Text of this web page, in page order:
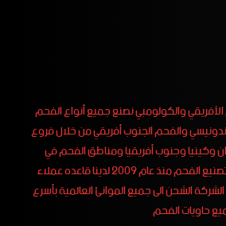
والكولومبي نصنع جميع أنواع الفحم
والفحم الجنوب أفريقي من خلال فروع
وكينيا وجنوب أفريقيا ومناطق الفحم في
كولومبيا نعمل في مجال تصنيع الفحم منذ عام 2009 لدينا قاعده عملاء
الشحن الى جميع الموانئ العالمية بأسرع
حاويات الفحم